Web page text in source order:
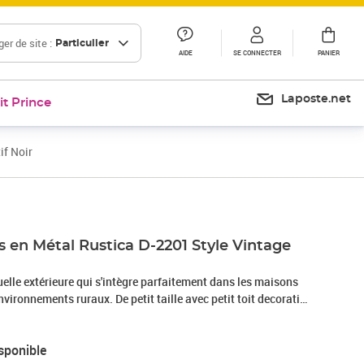
de site : Particulier
AIDE SE CONNECTER PANIER
Prince Laposte.net
Noir
en Métal Rustica D-2201 Style Vintage
extérieure qui s'intègre parfaitement dans les maisons
ruraux. De petit taille avec petit toit decorative
C'est très pratique pour la collecte du courrier car la porte
A5, feuilles A4 pliées, petites enveloppes C5 et DL, etc.- En